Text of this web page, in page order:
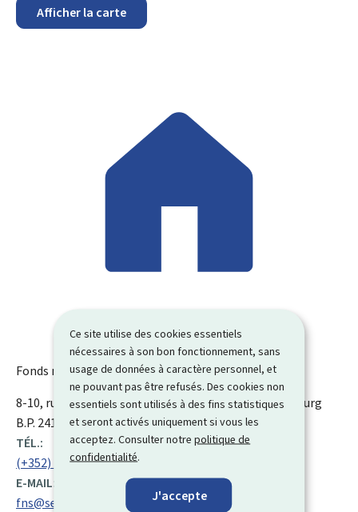
Ce site utilise des cookies essentiels
nécessaires à son bon fonctionnement, sans
usage de données à caractère personnel, et
ne pouvant pas être refusés. Des cookies non
essentiels sont utilisés à des fins statistiques
et seront activés uniquement si vous les
acceptez. Consulter notrepolitique de
confidentialité.
J'accepte
Afficher la carte
Fonds national de solidarité (FNS)
ADRESSE
:
8-10, rue de la FonderieL-1531 LuxembourgLuxembourg
B.P. 2411, L-1024 Luxembourg
TÉL.:
(+352) 49 10 81 1
E-MAIL:
fns@secu.lu